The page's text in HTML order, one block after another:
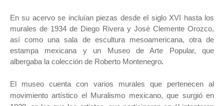
En su acervo se incluían piezas desde el siglo XVI hasta los
murales de 1934 de Diego Rivera y José Clemente Orozco,
así como una sala de escultura mesoamericana, otra de
estampa mexicana y un Museo de Arte Popular, que
albergaba la colección de Roberto Montenegro.
El museo cuenta con varios murales que pertenecen al
movimiento artístico el Muralismo mexicano, que surgió en